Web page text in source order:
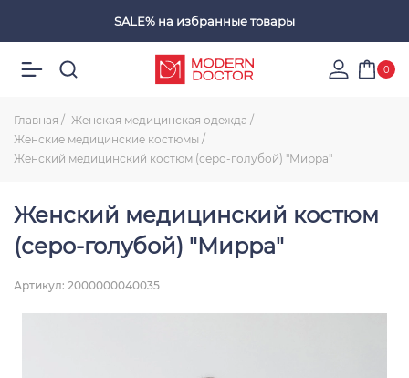
SALE% на избранные товары
0
Главная
Женская медицинская одежда
Женские медицинские костюмы
Женский медицинский костюм (серо-голубой) "Мирра"
Женский медицинский костюм
(серо-голубой) "Мирра"
Артикул: 2000000040035
Избранные товары